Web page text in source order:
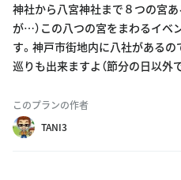
神社から八宮神社まで８つの宮あ
が…）この八つの宮をまわるイベ
す。神戸市街地内に八社があるの
巡りも出来ますよ（節分の日以外
このプランの作者
TANI3